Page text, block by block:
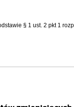
§ 1 ust. 2 pkt 1